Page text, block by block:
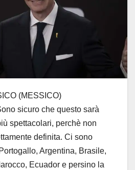
(MESSICO)
sicuro che questo sarà
spettacolari, perchè non
definita. Ci sono
Argentina, Brasile,
Ecuador e persino la